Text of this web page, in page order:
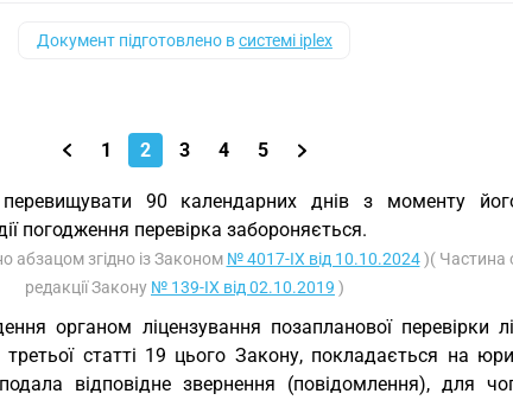
Документ підготовлено всистемі iplex
1 2 3 4 5
90 календарних днів з моменту
погодження перевірка забороняється.
абзацом згідно із Законом № 4017-IX від 10.10.2024)( Частина
редакції Закону № 139-IX від 02.10.2019 )
органом ліцензування позапланової перевірки
статті 19 цього Закону, покладається на
відповідне звернення (повідомлення), для